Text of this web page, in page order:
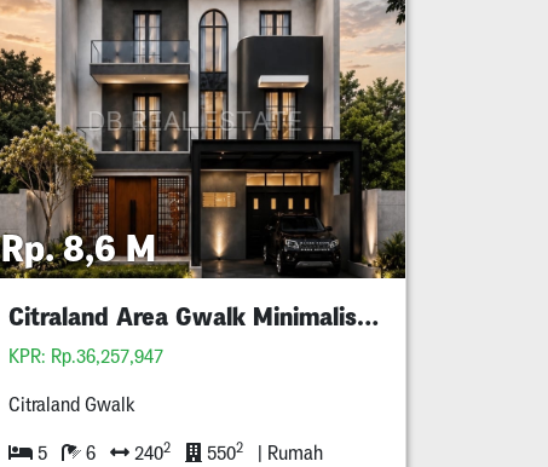
Rp. 8,6 M
Citraland Area Gwalk Minimalis 3 Lantai
KPR: Rp.36,257,947
Citraland Gwalk
5 6 2402 5502 | Rumah